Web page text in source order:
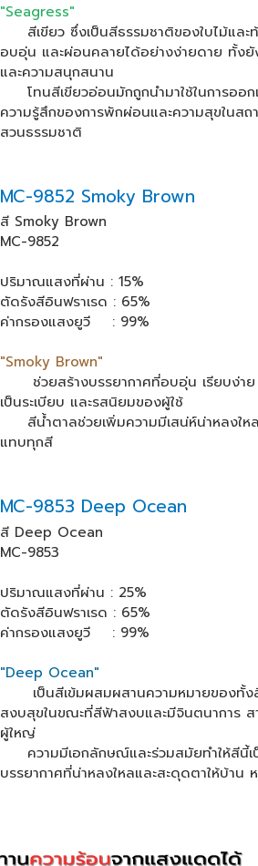
"Seagress"
สีเขียว ซึ่งเป็นสีธรรมชาติของใบไม้และ
อบอุ่น และผ่อนคลายได้อย่างง่ายดาย ทั้
และความสนุกสนาน
โทนสีเขียวอ่อนมักถูกนำมาใช้ในการออก
ความรู้สึกของการพักผ่อนและความสุขในส
สวนธรรมชาติ
MC-9852 Smoky Brown
สี Smoky Brown
MC-9852
ปริมาณแสงที่ผ่าน : 15%
ตัดรังสีอินฟราเรด : 65%
ค่ากรองแสงยูวี : 99%
"Smoky Brown"
ช่วยสร้างบรรยากาศที่อบอุ่น เรียบง่า
เป็นระเบียบ และรสนิยมของผู้ใช้
สีน้ำตาลช่วยเพิ่มความมีเสน่ห์น่าหลงใหล
แทบทุกสี
MC-9853 Deep Ocean
สี Deep Ocean
MC-9853
ปริมาณแสงที่ผ่าน : 25%
ตัดรังสีอินฟราเรด : 65%
ค่ากรองแสงยูวี : 99%
"Deep Ocean"
เป็นสีเข้มผสมผสานความหมายของทั้งสี
สงบสุขในขณะที่สีฟ้าสงบและมีจินตนาการ ส
ผู้ใหญ่
ความมีเอกลักษณ์และร่วมสมัยทำให้สีนี้เ
บรรยากาศที่น่าหลงใหลและสะดุดตาให้บ้าน